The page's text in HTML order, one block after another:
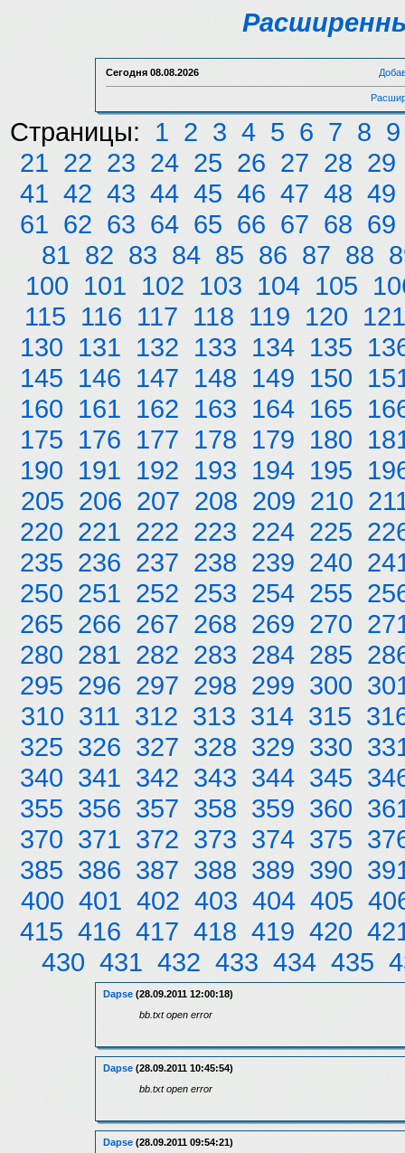
Сегодня 08.08.2026
Страницы: 1 2 3 4 5 6 7 8 9
21 22 23 24 25 26 27 28 29
41 42 43 44 45 46 47 48 49
61 62 63 64 65 66 67 68 69
81 82 83 84 85 86 87 88
100 101 102 103 104 105
115 116 117 118 119 120 121
130 131 132 133 134 135
145 146 147 148 149 150
160 161 162 163 164 165
175 176 177 178 179 180
190 191 192 193 194 195
205 206 207 208 209 210
220 221 222 223 224 225
235 236 237 238 239 240
250 251 252 253 254 255
265 266 267 268 269 270
280 281 282 283 284 285
295 296 297 298 299 300
310 311 312 313 314 315
325 326 327 328 329 330
340 341 342 343 344 345
355 356 357 358 359 360
370 371 372 373 374 375
385 386 387 388 389 390
400 401 402 403 404 405
415 416 417 418 419 420
430 431 432 433 434 435
Dapse (28.09.2011 12:00:18)
bb.txt open error
Dapse (28.09.2011 10:45:54)
bb.txt open error
Dapse (28.09.2011 09:54:21)